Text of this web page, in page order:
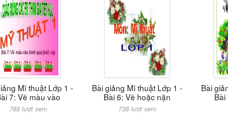
Mĩ thuật Lớp 1 -
7: Vẽ màu vào
788 lượt xem
Bài giảng Mĩ thuật Lớp 1 -
Bài 6: Vẽ hoặc nặn
738 lượt xem
Bài